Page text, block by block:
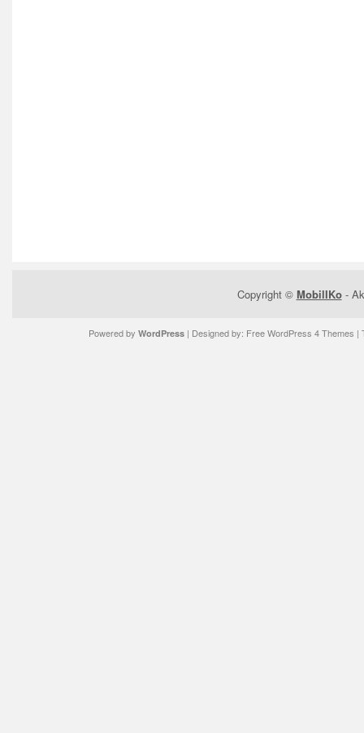
Copyright © MobilIKo-
Powered by WordPress| Designed by: Free WordPress 4 Themes |